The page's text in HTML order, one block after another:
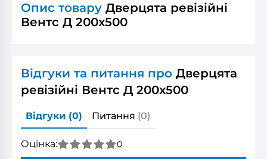
Опис товару Дверцята ревізійні
Вентс Д 200x500
Відгуки та питання про Дверцята
ревізійні Вентс Д 200x500
Відгуки (0) Питання (0)
Оцінка: 0